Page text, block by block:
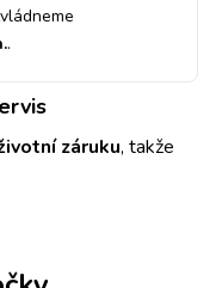
.
záruku, takže